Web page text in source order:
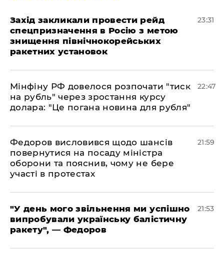
​Захід закликали провести рейд
спецпризначення в Росію з метою
знищення північнокорейських
ракетних установок
23:31
​Мінфіну РФ довелося розпочати "тиск
на рубль" через зростання курсу
долара: "Це погана новина для рубля"
22:47
​Федоров висловився щодо шансів
повернутися на посаду міністра
оборони та пояснив, чому не бере
участі в протестах
21:59
​"У день мого звільнення ми успішно
випробували українську балістичну
ракету", — Федоров
21:53